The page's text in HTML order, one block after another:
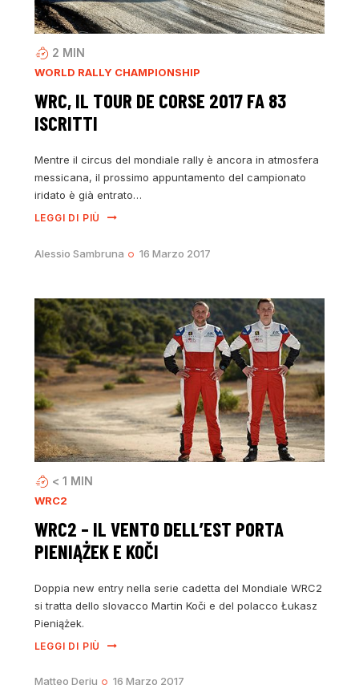
2 MIN
WORLD RALLY CHAMPIONSHIP
WRC, IL TOUR DE CORSE 2017 FA 83
ISCRITTI
Mentre il circus del mondiale rally è ancora in atmosfera
messicana, il prossimo appuntamento del campionato
iridato è già entrato…
LEGGI DI PIÙ
Alessio Sambruna 16 Marzo 2017
< 1 MIN
WRC2
WRC2 – IL VENTO DELL’EST PORTA
PIENIĄŻEK E KOČI
Doppia new entry nella serie cadetta del Mondiale WRC2
si tratta dello slovacco Martin Koči e del polacco Łukasz
Pieniążek.
LEGGI DI PIÙ
Matteo Deriu 16 Marzo 2017